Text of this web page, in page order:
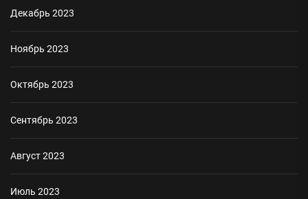
Декабрь 2023
Ноябрь 2023
Октябрь 2023
Сентябрь 2023
Август 2023
Июль 2023